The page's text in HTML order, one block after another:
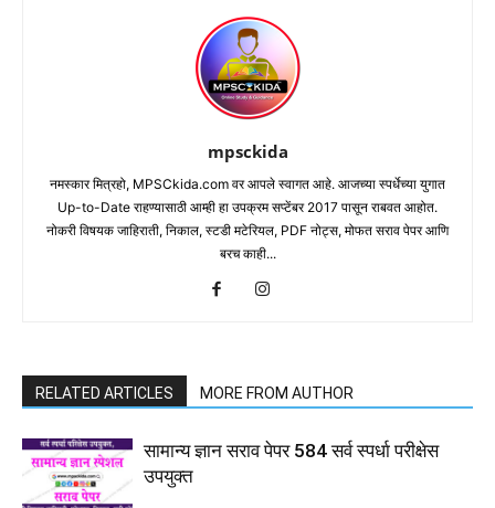
mpsckida
नमस्कार मित्रहो, MPSCkida.com वर आपले स्वागत आहे. आजच्या स्पर्धेच्या युगात
Up-to-Date राहण्यासाठी आम्ही हा उपक्रम सप्टेंबर 2017 पासून राबवत आहोत.
नोकरी विषयक जाहिराती, निकाल, स्टडी मटेरियल, PDF नोट्स, मोफत सराव पेपर आणि
बरच काही...
RELATED ARTICLES MORE FROM AUTHOR
सामान्य ज्ञान सराव पेपर 584 सर्व स्पर्धा परीक्षेस
उपयुक्त